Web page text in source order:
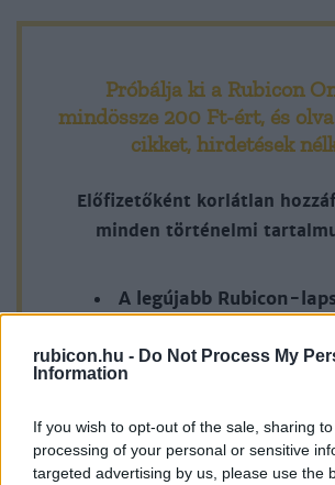
rubicon.hu - Do Not Process My
Information
If you wish to opt-out of the sale, sharing
processing of your personal or sensitive
targeted advertising by us, please use the
Próbálja ki a Rubicon
mindössze 200 Ft-ért, és
cikket, hirdetések
Előfizetőként korlátlan
minden történelmi
A legújabb Rubicon-
Több mint 370 korábbi
Rubicon Online
Hirdetésmentes